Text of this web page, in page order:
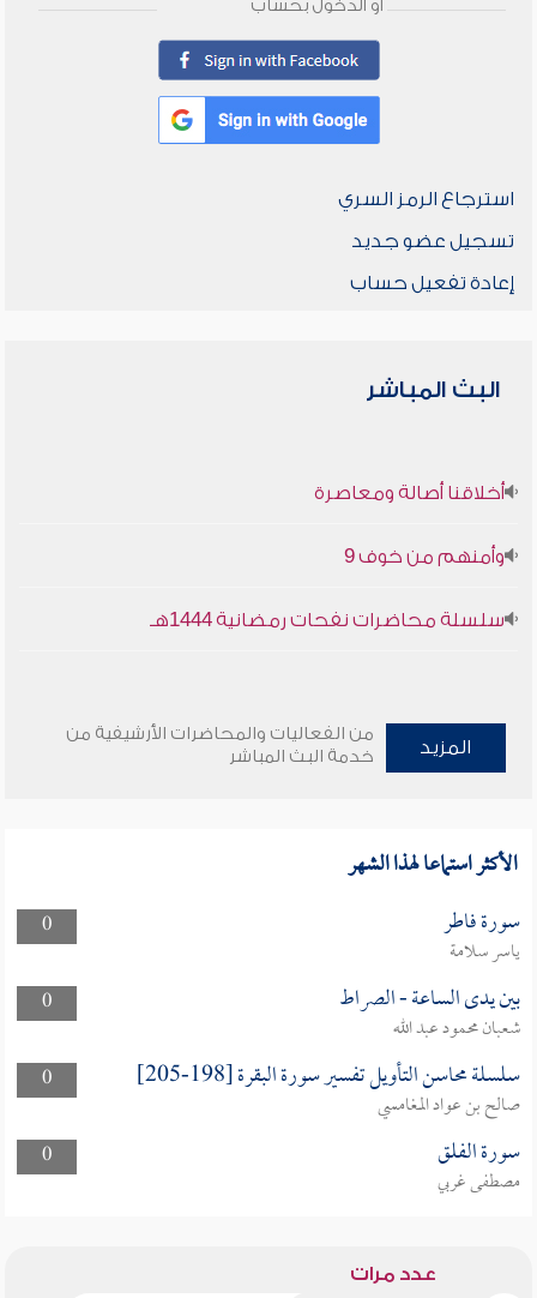
أو الدخول بحساب
استرجاع الرمز السري
تسجيل عضو جديد
إعادة تفعيل حساب
البث المباشر
أخلاقنا أصالة ومعاصرة
وأمنهم من خوف 9
سلسلة محاضرات نفحات رمضانية 1444هـ
المزيد
من الفعاليات والمحاضرات الأرشيفية من
خدمة البث المباشر
الأكثر استماعا لهذا الشهر
0 سورة فاطر
ياسر سلامة
0
بين يدى الساعة - الصراط
شعبان محمود عبد الله
0
سلسلة محاسن التأويل تفسير سورة البقرة [198-205]
صالح بن عواد المغامسي
0
سورة الفلق
مصطفى غربي
عدد مرات